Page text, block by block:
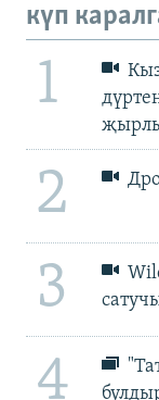
күп
1
2
3
4